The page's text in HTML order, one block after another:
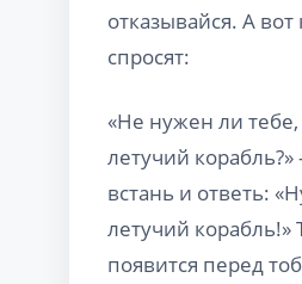
отказывайся. А вот
спросят:
«Не нужен ли
летучий
встань и ответь:
летучий корабль!»
появится перед